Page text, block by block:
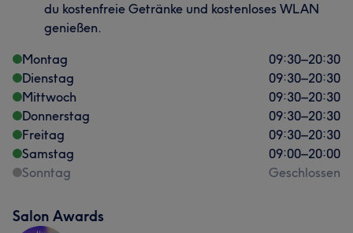
du kostenfreie Getränke und kostenloses WLAN
genießen.
Montag
09:30–20:30
Dienstag
09:30–20:30
Mittwoch
09:30–20:30
Donnerstag
09:30–20:30
Freitag
09:30–20:30
Samstag
09:00–20:00
Sonntag
Geschlossen
Salon Awards